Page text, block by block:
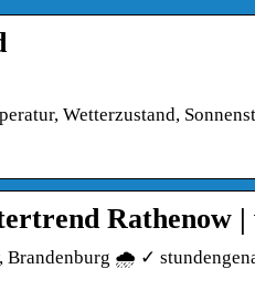
Wetterzustand,
Rathenow |
Brandenburg 🌧️ ✓